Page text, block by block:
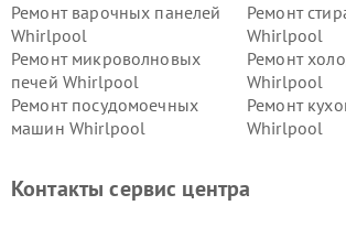
Ремонт варочных панелей
Whirlpool
Ремонт
Whirlpool
Ремонт микроволновых
печей Whirlpool
Ремонт
Whirlpool
Ремонт посудомоечных
машин Whirlpool
Ремонт
Whirlpool
Контакты сервис центра